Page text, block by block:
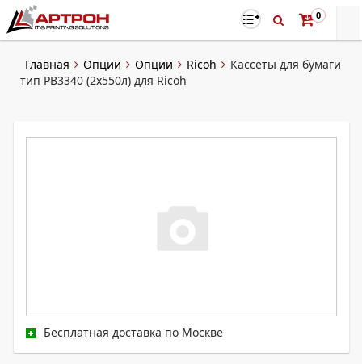
0
Главная Опции Опции Ricoh
Кассеты для бумаги
тип PB3340 (2х550л) для Ricoh
Бесплатная доставка по Москве